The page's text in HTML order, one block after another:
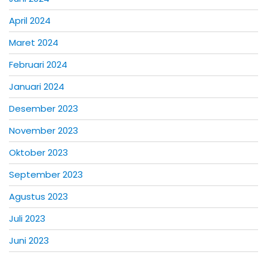
April 2024
Maret 2024
Februari 2024
Januari 2024
Desember 2023
November 2023
Oktober 2023
September 2023
Agustus 2023
Juli 2023
Juni 2023